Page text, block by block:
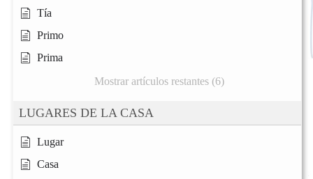
Tía
Primo
Prima
Mostrar artículos restantes (6)
LUGARES DE LA CASA
Lugar
Casa